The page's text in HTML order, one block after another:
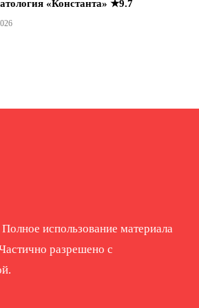
«Константа» ★9.7
использование материала
разрешено с